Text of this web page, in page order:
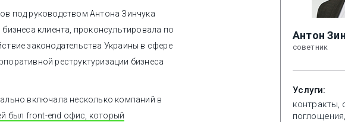
под руководством Антона Зинчука
клиента, проконсультировала по
законодательства Украины в сфере
реструктуризации бизнеса
включала несколько компаний в
был front-end офис, который
Антон
советник
Услуги:
контракты,